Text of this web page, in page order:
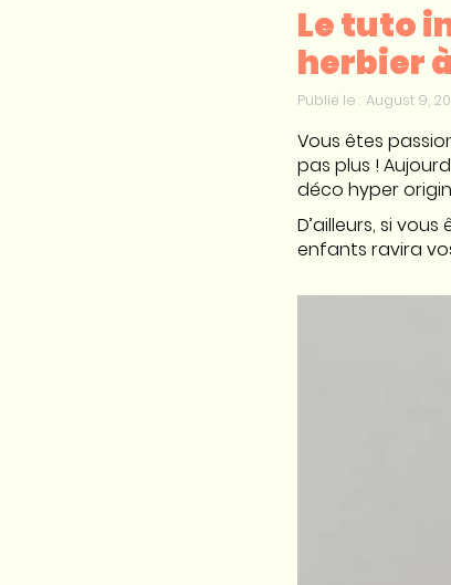
Le tuto
herbier
Publié le : August 9,
Vous êtes
pas plus !
déco hyper
D’ailleurs, si
enfants ravira